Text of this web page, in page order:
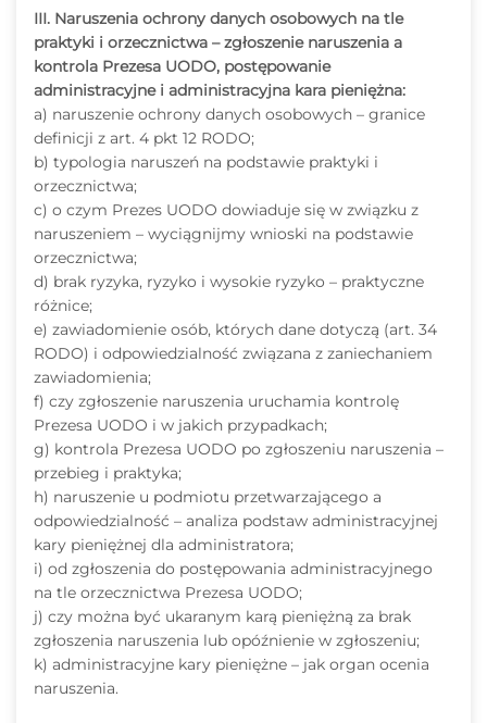
III. Naruszenia ochrony danych osobowych na tle
praktyki i orzecznictwa – zgłoszenie naruszenia a
kontrola Prezesa UODO, postępowanie
administracyjne i administracyjna kara pieniężna:
a) naruszenie ochrony danych osobowych – granice
definicji z art. 4 pkt 12 RODO;
b) typologia naruszeń na podstawie praktyki i
orzecznictwa;
c) o czym Prezes UODO dowiaduje się w związku z
naruszeniem – wyciągnijmy wnioski na podstawie
orzecznictwa;
d) brak ryzyka, ryzyko i wysokie ryzyko – praktyczne
różnice;
e) zawiadomienie osób, których dane dotyczą (art. 34
RODO) i odpowiedzialność związana z zaniechaniem
zawiadomienia;
f) czy zgłoszenie naruszenia uruchamia kontrolę
Prezesa UODO i w jakich przypadkach;
g) kontrola Prezesa UODO po zgłoszeniu naruszenia –
przebieg i praktyka;
h) naruszenie u podmiotu przetwarzającego a
odpowiedzialność – analiza podstaw administracyjnej
kary pieniężnej dla administratora;
i) od zgłoszenia do postępowania administracyjnego
na tle orzecznictwa Prezesa UODO;
j) czy można być ukaranym karą pieniężną za brak
zgłoszenia naruszenia lub opóźnienie w zgłoszeniu;
k) administracyjne kary pieniężne – jak organ ocenia
naruszenia.